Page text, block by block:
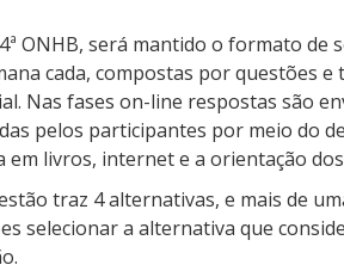
ONHB, será mantido o formato de
cada, compostas por questões
Nas fases on-line respostas são
pelos participantes por meio do
em livros, internet e a orientação
traz 4 alternativas, e mais de
selecionar a alternativa que